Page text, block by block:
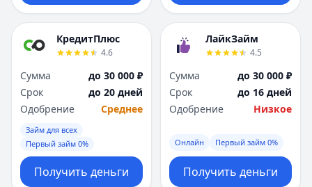
КредитПлюс
4.6
Сумма
до 30 000 ₽
Срок
до 20 дней
Одобрение
Среднее
Займ для всех
Первый займ 0%
Получить деньги
ЛайкЗайм
4.5
Сумма
до 30 000 ₽
Срок
до 16 дней
Одобрение
Низкое
Онлайн Первый займ 0%
Получить деньги